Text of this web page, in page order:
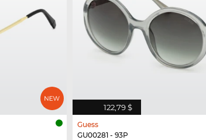
122,79 $
Guess
GU00281 - 93P